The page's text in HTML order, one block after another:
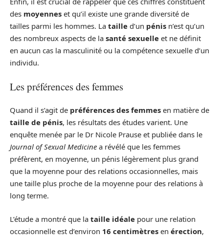
des moyennes et qu’il existe une grande diversité de
tailles parmi les hommes. La taille d’un pénis n’est qu’un
des nombreux aspects de la santé sexuelle et ne définit
en aucun cas la masculinité ou la compétence sexuelle d’un
individu.
Les préférences des femmes
Quand il s’agit de préférences des femmes en matière de
taille de pénis, les résultats des études varient. Une
enquête menée par le Dr Nicole Prause et publiée dans le
Journal of Sexual Medicine a révélé que les femmes
préfèrent, en moyenne, un pénis légèrement plus grand
que la moyenne pour des relations occasionnelles, mais
une taille plus proche de la moyenne pour des relations à
long terme.
L’étude a montré que la taille idéale pour une relation
occasionnelle est d’environ 16 centimètres en érection,